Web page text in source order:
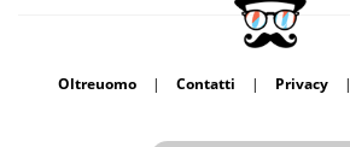
Oltreuomo | Contatti | Privacy |